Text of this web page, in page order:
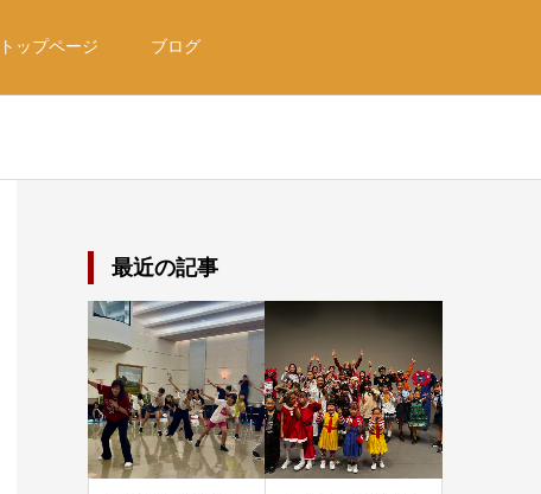
トップページ ブログ
最近の記事